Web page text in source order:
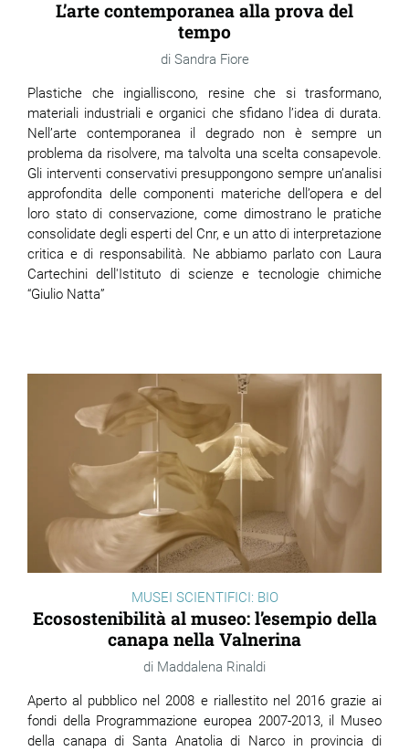
L’arte contemporanea alla prova del
tempo
Sandra Fiore
Plastiche che ingialliscono, resine che si trasformano,
materiali industriali e organici che sfidano l’idea di durata.
Nell’arte contemporanea il degrado non è sempre un
problema da risolvere, ma talvolta una scelta consapevole.
Gli interventi conservativi presuppongono sempre un’analisi
approfondita delle componenti materiche dell’opera e del
loro stato di conservazione, come dimostrano le pratiche
consolidate degli esperti del Cnr, e un atto di interpretazione
critica e di responsabilità. Ne abbiamo parlato con Laura
Cartechini dell'Istituto di scienze e tecnologie chimiche
“Giulio Natta”
MUSEI SCIENTIFICI: BIO
Ecosostenibilità al museo: l’esempio della
canapa nella Valnerina
Maddalena Rinaldi
Aperto al pubblico nel 2008 e riallestito nel 2016 grazie ai
fondi della Programmazione europea 2007-2013, il Museo
della canapa di Santa Anatolia di Narco in provincia di